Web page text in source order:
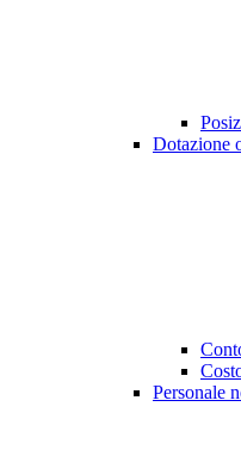
Dotazione
Personale